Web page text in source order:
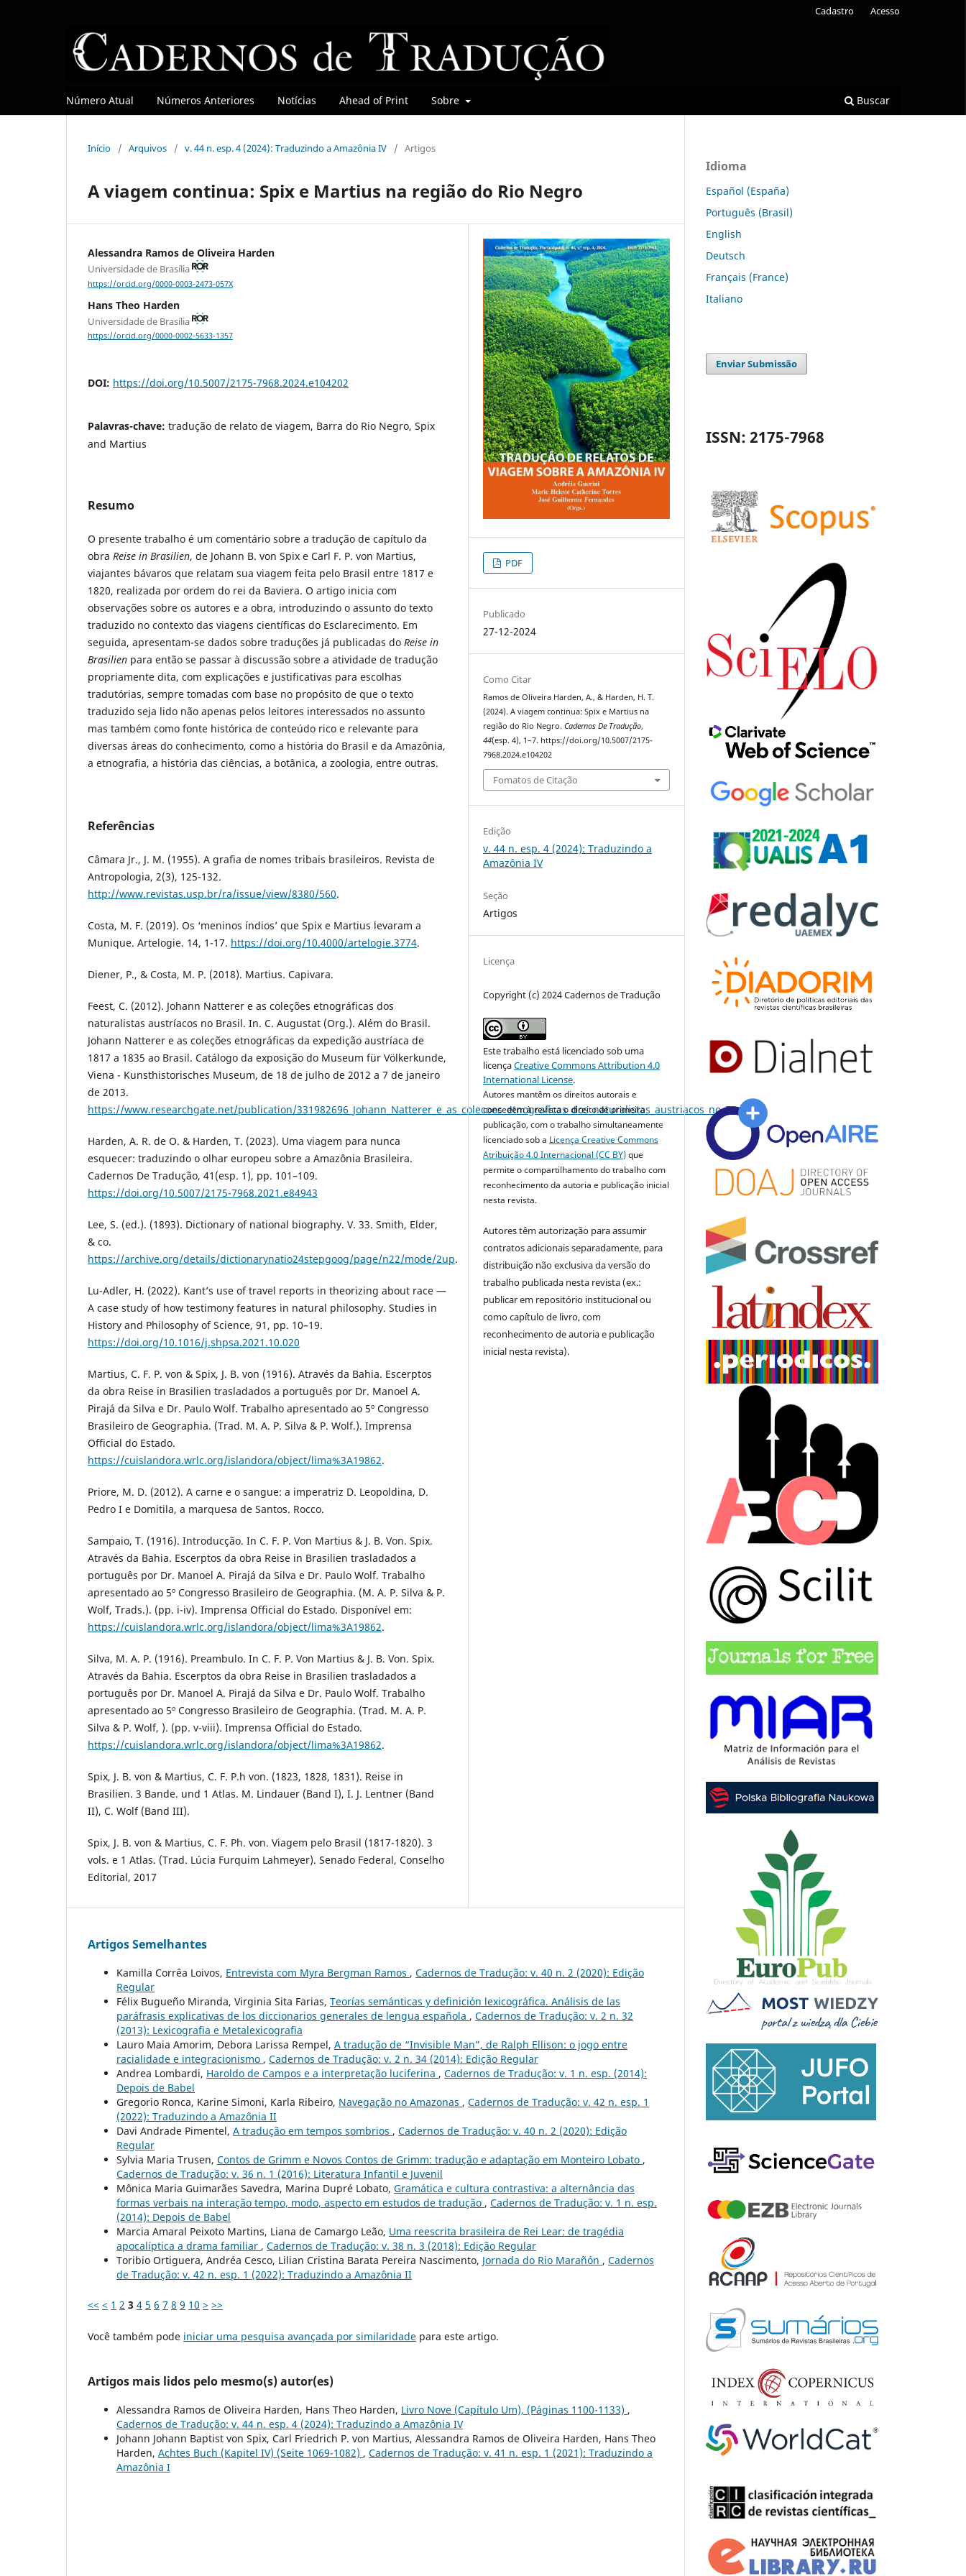
Número Atual Números Anteriores Notícias Ahead of Print Sobre Buscar
Cadastro Acesso
Início / Arquivos / v. 44 n. esp. 4 (2024): Traduzindo a Amazônia IV / Artigos
A viagem continua: Spix e Martius na região do Rio Negro
Alessandra Ramos de Oliveira Harden
Universidade de Brasília
https://orcid.org/0000-0003-2473-057X
Hans Theo Harden
Universidade de Brasília
https://orcid.org/0000-0002-5633-1357
DOI: https://doi.org/10.5007/2175-7968.2024.e104202
Palavras-chave: tradução de relato de viagem, Barra do Rio Negro, Spix
and Martius
Resumo
O presente trabalho é um comentário sobre a tradução de capítulo da
obra Reise in Brasilien, de Johann B. von Spix e Carl F. P. von Martius,
viajantes bávaros que relatam sua viagem feita pelo Brasil entre 1817 e
1820, realizada por ordem do rei da Baviera. O artigo inicia com
observações sobre os autores e a obra, introduzindo o assunto do texto
traduzido no contexto das viagens científicas do Esclarecimento. Em
seguida, apresentam-se dados sobre traduções já publicadas do Reise in
Brasilien para então se passar à discussão sobre a atividade de tradução
propriamente dita, com explicações e justificativas para escolhas
tradutórias, sempre tomadas com base no propósito de que o texto
traduzido seja lido não apenas pelos leitores interessados no assunto
mas também como fonte histórica de conteúdo rico e relevante para
diversas áreas do conhecimento, como a história do Brasil e da Amazônia,
a etnografia, a história das ciências, a botânica, a zoologia, entre outras.
Referências
Câmara Jr., J. M. (1955). A grafia de nomes tribais brasileiros. Revista de
Antropologia, 2(3), 125-132.
http://www.revistas.usp.br/ra/issue/view/8380/560.
Costa, M. F. (2019). Os ‘meninos índios’ que Spix e Martius levaram a
Munique. Artelogie. 14, 1-17. https://doi.org/10.4000/artelogie.3774.
Diener, P., & Costa, M. P. (2018). Martius. Capivara.
Feest, C. (2012). Johann Natterer e as coleções etnográficas dos
naturalistas austríacos no Brasil. In. C. Augustat (Org.). Além do Brasil.
Johann Natterer e as coleções etnográficas da expedição austríaca de
1817 a 1835 ao Brasil. Catálogo da exposição do Museum für Völkerkunde,
Viena - Kunsthistorisches Museum, de 18 de julho de 2012 a 7 de janeiro
de 2013.
https://www.researchgate.net/publication/331982696_Johann_Natterer_e_as_colecoes_etnograficas_dos_naturalistas_austriacos_no_Brasil.
Harden, A. R. de O. & Harden, T. (2023). Uma viagem para nunca
esquecer: traduzindo o olhar europeu sobre a Amazônia Brasileira.
Cadernos De Tradução, 41(esp. 1), pp. 101–109.
https://doi.org/10.5007/2175-7968.2021.e84943
Lee, S. (ed.). (1893). Dictionary of national biography. V. 33. Smith, Elder,
& co.
https://archive.org/details/dictionarynatio24stepgoog/page/n22/mode/2up.
Lu-Adler, H. (2022). Kant’s use of travel reports in theorizing about race —
A case study of how testimony features in natural philosophy. Studies in
History and Philosophy of Science, 91, pp. 10–19.
https://doi.org/10.1016/j.shpsa.2021.10.020
Martius, C. F. P. von & Spix, J. B. von (1916). Através da Bahia. Escerptos
da obra Reise in Brasilien trasladados a português por Dr. Manoel A.
Pirajá da Silva e Dr. Paulo Wolf. Trabalho apresentado ao 5º Congresso
Brasileiro de Geographia. (Trad. M. A. P. Silva & P. Wolf.). Imprensa
Official do Estado.
https://cuislandora.wrlc.org/islandora/object/lima%3A19862.
Priore, M. D. (2012). A carne e o sangue: a imperatriz D. Leopoldina, D.
Pedro I e Domitila, a marquesa de Santos. Rocco.
Sampaio, T. (1916). Introducção. In C. F. P. Von Martius & J. B. Von. Spix.
Através da Bahia. Escerptos da obra Reise in Brasilien trasladados a
português por Dr. Manoel A. Pirajá da Silva e Dr. Paulo Wolf. Trabalho
apresentado ao 5º Congresso Brasileiro de Geographia. (M. A. P. Silva & P.
Wolf, Trads.). (pp. i-iv). Imprensa Official do Estado. Disponível em:
https://cuislandora.wrlc.org/islandora/object/lima%3A19862.
Silva, M. A. P. (1916). Preambulo. In C. F. P. Von Martius & J. B. Von. Spix.
Através da Bahia. Escerptos da obra Reise in Brasilien trasladados a
português por Dr. Manoel A. Pirajá da Silva e Dr. Paulo Wolf. Trabalho
apresentado ao 5º Congresso Brasileiro de Geographia. (Trad. M. A. P.
Silva & P. Wolf, ). (pp. v-viii). Imprensa Official do Estado.
https://cuislandora.wrlc.org/islandora/object/lima%3A19862.
Spix, J. B. von & Martius, C. F. P.h von. (1823, 1828, 1831). Reise in
Brasilien. 3 Bande. und 1 Atlas. M. Lindauer (Band I), I. J. Lentner (Band
II), C. Wolf (Band III).
Spix, J. B. von & Martius, C. F. Ph. von. Viagem pelo Brasil (1817-1820). 3
vols. e 1 Atlas. (Trad. Lúcia Furquim Lahmeyer). Senado Federal, Conselho
Editorial, 2017
PDF
Publicado
27-12-2024
Como Citar
Ramos de Oliveira Harden, A., & Harden, H. T.
(2024). A viagem continua: Spix e Martius na
região do Rio Negro.Cadernos De Tradução,
44(esp. 4), 1–7. https://doi.org/10.5007/2175-
7968.2024.e104202
Fomatos de Citação
Edição
v. 44 n. esp. 4 (2024): Traduzindo a
Amazônia IV
Seção
Artigos
Licença
Copyright (c) 2024 Cadernos de Tradução
Este trabalho está licenciado sob uma
licençaCreative Commons Attribution 4.0
International License.
Autores mantêm os direitos autorais e
concedem à revista o direito de primeira
publicação, com o trabalho simultaneamente
licenciado sob a Licença Creative Commons
Atribuição 4.0 Internacional (CC BY)que
permite o compartilhamento do trabalho com
reconhecimento da autoria e publicação inicial
nesta revista.
Autores têm autorização para assumir
contratos adicionais separadamente, para
distribuição não exclusiva da versão do
trabalho publicada nesta revista (ex.:
publicar em repositório institucional ou
como capítulo de livro, com
reconhecimento de autoria e publicação
inicial nesta revista).
Artigos Semelhantes
Kamilla Corrêa Loivos, Entrevista com Myra Bergman Ramos , Cadernos de Tradução: v. 40 n. 2 (2020): Edição
Regular
Félix Bugueño Miranda, Virginia Sita Farias, Teorías semánticas y definición lexicográfica. Análisis de las
paráfrasis explicativas de los diccionarios generales de lengua española , Cadernos de Tradução: v. 2 n. 32
(2013): Lexicografia e Metalexicografia
Lauro Maia Amorim, Debora Larissa Rempel, A tradução de “Invisible Man”, de Ralph Ellison: o jogo entre
racialidade e integracionismo , Cadernos de Tradução: v. 2 n. 34 (2014): Edição Regular
Andrea Lombardi, Haroldo de Campos e a interpretação luciferina , Cadernos de Tradução: v. 1 n. esp. (2014):
Depois de Babel
Gregorio Ronca, Karine Simoni, Karla Ribeiro, Navegação no Amazonas , Cadernos de Tradução: v. 42 n. esp. 1
(2022): Traduzindo a Amazônia II
Davi Andrade Pimentel, A tradução em tempos sombrios , Cadernos de Tradução: v. 40 n. 2 (2020): Edição
Regular
Sylvia Maria Trusen, Contos de Grimm e Novos Contos de Grimm: tradução e adaptação em Monteiro Lobato ,
Cadernos de Tradução: v. 36 n. 1 (2016): Literatura Infantil e Juvenil
Mônica Maria Guimarães Savedra, Marina Dupré Lobato, Gramática e cultura contrastiva: a alternância das
formas verbais na interação tempo, modo, aspecto em estudos de tradução , Cadernos de Tradução: v. 1 n. esp.
(2014): Depois de Babel
Marcia Amaral Peixoto Martins, Liana de Camargo Leão, Uma reescrita brasileira de Rei Lear: de tragédia
apocalíptica a drama familiar , Cadernos de Tradução: v. 38 n. 3 (2018): Edição Regular
Toribio Ortiguera, Andréa Cesco, Lilian Cristina Barata Pereira Nascimento, Jornada do Rio Marañón , Cadernos
de Tradução: v. 42 n. esp. 1 (2022): Traduzindo a Amazônia II
<< < 1 2 3 4 5 6 7 8 9 10 > >>
Você também pode iniciar uma pesquisa avançada por similaridade para este artigo.
Artigos mais lidos pelo mesmo(s) autor(es)
Alessandra Ramos de Oliveira Harden, Hans Theo Harden, Livro Nove (Capítulo Um), (Páginas 1100-1133) ,
Cadernos de Tradução: v. 44 n. esp. 4 (2024): Traduzindo a Amazônia IV
Johann Johann Baptist von Spix, Carl Friedrich P. von Martius, Alessandra Ramos de Oliveira Harden, Hans Theo
Harden, Achtes Buch (Kapitel IV) (Seite 1069-1082) , Cadernos de Tradução: v. 41 n. esp. 1 (2021): Traduzindo a
Amazônia I
Idioma
Español (España)
Português (Brasil)
English
Deutsch
Français (France)
Italiano
Enviar Submissão
ISSN: 2175-7968